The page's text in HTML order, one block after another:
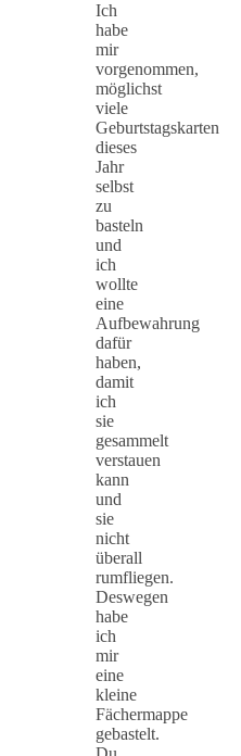
Ich
habe
mir
vorgenommen,
möglichst
viele
Geburtstagskarten
dieses
Jahr
selbst
zu
basteln
und
ich
wollte
eine
Aufbewahrung
dafür
haben,
damit
ich
sie
gesammelt
verstauen
kann
und
sie
nicht
überall
rumfliegen.
Deswegen
habe
ich
mir
eine
kleine
Fächermappe
gebastelt.